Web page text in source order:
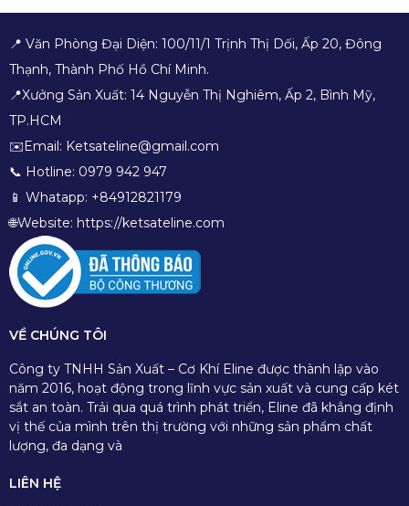
📍 Văn Phòng Đại Diện: 100/11/1 Trịnh Thị Dối, Ấp 20, Đông
Thạnh, Thành Phố Hồ Chí Minh.
📍Xưởng Sản Xuất: 14 Nguyễn Thị Nghiêm, Ấp 2, Bình Mỹ,
TP.HCM
✉️Email: Ketsateline@gmail.com
📞 Hotline: 0979 942 947
📱 Whatapp: +84912821179
🌐Website: https://ketsateline.com
VỀ CHÚNG TÔI
Công ty TNHH Sản Xuất – Cơ Khí Eline được thành lập vào
năm 2016, hoạt động trong lĩnh vực sản xuất và cung cấp két
sắt an toàn. Trải qua quá trình phát triển, Eline đã khẳng định
vị thế của mình trên thị trường với những sản phẩm chất
lượng, đa dạng và
LIÊN HỆ